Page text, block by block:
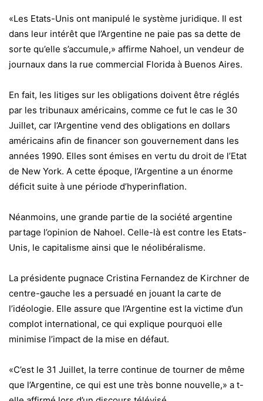
«Les Etats-Unis ont manipulé le système juridique. Il est
dans leur intérêt que l’Argentine ne paie pas sa dette de
sorte qu’elle s’accumule,» affirme Nahoel, un vendeur de
journaux dans la rue commercial Florida à Buenos Aires.
En fait, les litiges sur les obligations doivent être réglés
par les tribunaux américains, comme ce fut le cas le 30
Juillet, car l’Argentine vend des obligations en dollars
américains afin de financer son gouvernement dans les
années 1990. Elles sont émises en vertu du droit de l’Etat
de New York. A cette époque, l’Argentine a un énorme
déficit suite à une période d’hyperinflation.
Néanmoins, une grande partie de la société argentine
partage l’opinion de Nahoel. Celle-là est contre les Etats-
Unis, le capitalisme ainsi que le néolibéralisme.
La présidente pugnace Cristina Fernandez de Kirchner de
centre-gauche les a persuadé en jouant la carte de
l’idéologie. Elle assure que l’Argentine est la victime d’un
complot international, ce qui explique pourquoi elle
minimise l’impact de la mise en défaut.
«C’est le 31 Juillet, la terre continue de tourner de même
que l’Argentine, ce qui est une très bonne nouvelle,» a t-